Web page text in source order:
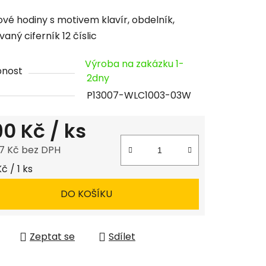
hodiny s motivem klavír, obdelník,
ciferník 12 číslic
Výroba na zakázku 1-
2dny
P13007-WLC1003-03W
Kč / ks
Kč bez DPH
cena:
/ 1 ks
DO KOŠÍKU
Zeptat se Sdílet